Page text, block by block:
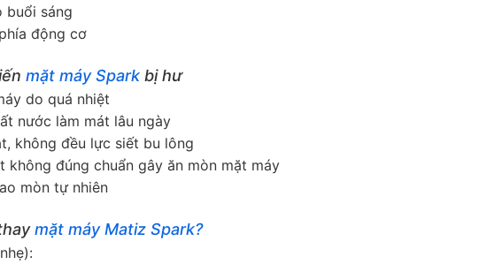
buổi sáng
động cơ
mặt máy Spark bị hư
do quá nhiệt
nước làm mát lâu ngày
không đều lực siết bu lông
không đúng chuẩn gây ăn mòn mặt máy
mòn tự nhiên
mặt máy Matiz Spark?